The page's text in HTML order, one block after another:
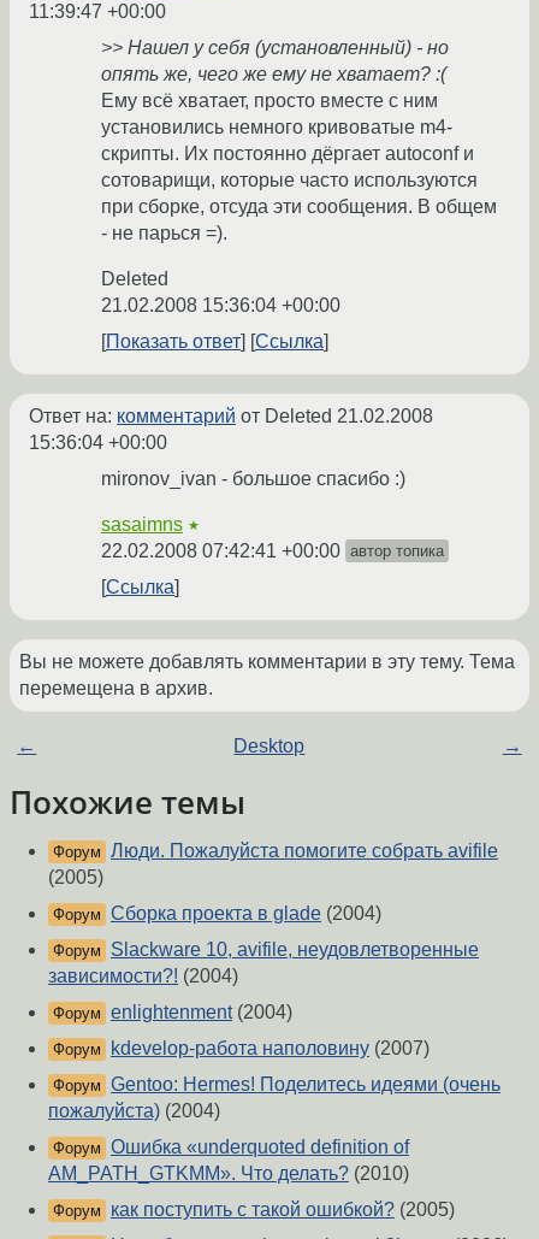
11:39:47 +00:00
>> Нашел у себя (установленный) - но
опять же, чего же ему не хватает? :(
Ему всё хватает, просто вместе с ним
установились немного кривоватые m4-
скрипты. Их постоянно дёргает autoconf и
сотоварищи, которые часто используются
при сборке, отсуда эти сообщения. В общем
- не парься =).
Deleted
21.02.2008 15:36:04 +00:00
Показать ответ
Ссылка
Ответ на: комментарий от Deleted 21.02.2008
15:36:04 +00:00
mironov_ivan - большое спасибо :)
sasaimns ★
22.02.2008 07:42:41 +00:00 автор топика
Ссылка
Вы не можете добавлять комментарии в эту тему. Тема
перемещена в архив.
← Desktop →
Похожие темы
Форум Люди. Пожалуйста помогите собрать avifile
(2005)
Форум Сборка проекта в glade (2004)
Форум
Slackware 10, avifile, неудовлетворенные
зависимости?! (2004)
Форум enlightenment(2004)
Форум kdevelop-работа наполовину (2007)
Форум Gentoo: Hermes! Поделитесь идеями (очень
пожалуйста) (2004)
Форум Ошибка «underquoted definition of
AM_PATH_GTKMM». Что делать? (2010)
Форум как поступить с такой ошибкой? (2005)